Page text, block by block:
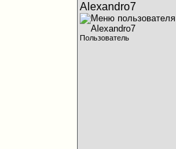
Alexandro7
Пользователь